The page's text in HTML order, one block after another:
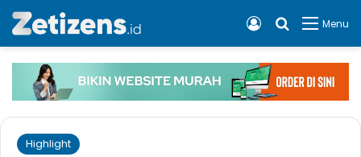
Menu
Cari apa,
Log In
Highlight